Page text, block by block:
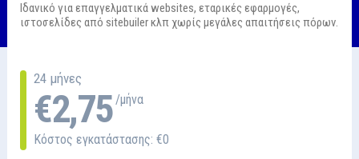
Ιδανικό για επαγγελματικά websites, εταρικές εφαρμογές,
ιστοσελίδες από sitebuiler κλπ χωρίς μεγάλες απαιτήσεις πόρων.
24 μήνες
€2,75 /μήνα
Κόστος εγκατάστασης: €0